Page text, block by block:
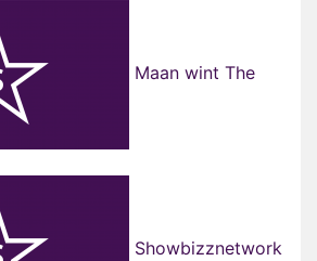
Maan wint The
Showbizznetwork